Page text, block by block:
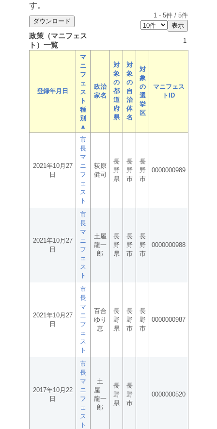
す。
1 - 5件 / 5件
政策（マニフェス
ト）一覧
1
登録年月日
マ
ニ
フ
ェ
ス
ト
種
別
▲
政治
家名
対
象
の
都
道
府
県
対
象
の
自
治
体
名
対
象
の
選
挙
区
マニフェス
トID
2021年10月27
日
市
長
マ
ニ
フ
ェ
ス
ト
荻原
健司
長
野
県
長
野
市
長
野
市
0000000989
2021年10月27
日
市
長
マ
ニ
フ
ェ
ス
ト
土屋
龍一
郎
長
野
県
長
野
市
長
野
市
0000000988
2021年10月27
日
市
長
マ
ニ
フ
ェ
ス
ト
百合
ゆり
恵
長
野
県
長
野
市
長
野
市
0000000987
2017年10月22
日
市
長
マ
ニ
フ
ェ
ス
ト
土
屋
龍一
郎
長
野
県
長
野
市
0000000520